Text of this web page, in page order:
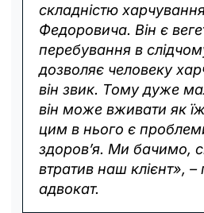
складністю
Федоровича. Він є
перебування в
дозволяє человеку
він звик. Тому дуже
він може вживати як
цим в нього є
здоров’я. Ми бачимо,
втратив наш клієнт», –
адвокат.